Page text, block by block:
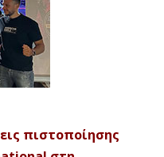
πιστοποίησης